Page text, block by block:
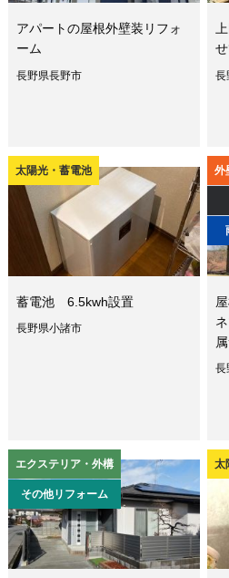
アパートの屋根外壁装リフォ
ーム
長野県長野市 長
太陽光・蓄電池
蓄電池 6.5kwh設置
長野県小諸市
外
長
エクステリア・外構
その他リフォーム
太